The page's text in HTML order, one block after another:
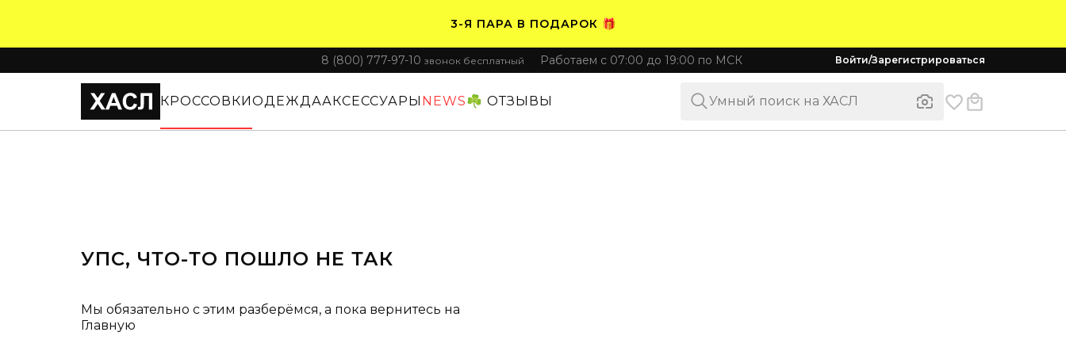
3-Я ПАРА В ПОДАРОК 🎁
ПЛАТИТЕ ЧАСТЯМИ. НОСИТЕ СРАЗУ 🛒
8 (800) 777-97-10 звонок бесплатный Работаем с 07:00 до 19:00 по МСК Войти/Зарегистрироваться
КРОССОВКИОДЕЖДААКСЕССУАРЫ NEWS☘️ ОТЗЫВЫ
УПС, ЧТО-ТО ПОШЛО НЕ ТАК
Мы обязательно с этим разберёмся, а пока вернитесь на
Главную